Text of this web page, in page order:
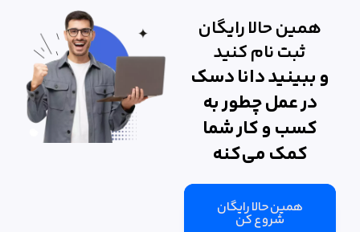
همین حالا رایگان
ثبت نام کنید
و ببینید دانا دسک
در عمل چطور به
کسب و کار شما
کمک می‌کنه
همین حالا رایگان
شروع کن